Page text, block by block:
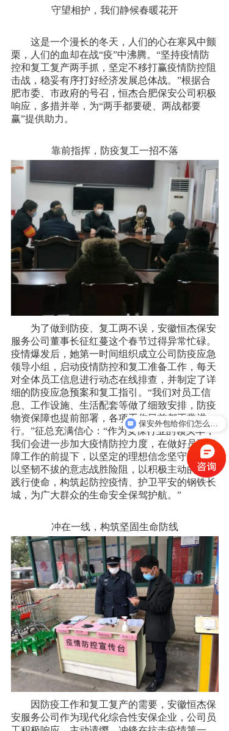
守望相护，我们静候春暖花开
这是一个漫长的冬天，人们的心在寒风中颤
栗，人们的血却在战“疫”中沸腾。“坚持疫情防
控和复工复产两手抓，坚定不移打赢疫情防控阻
击战，稳妥有序打好经济发展总体战。”根据合
肥市委、市政府的号召，恒杰合肥保安公司积极
响应，多措并举，为“两手都要硬、两战都要
赢”提供助力。
靠前指挥，防疫复工一招不落
为了做到防疫、复工两不误，安徽恒杰保安
服务公司董事长征红蔓这个春节过得异常忙碌。
疫情爆发后，她第一时间组织成立公司防疫应急
领导小组，启动疫情防控和复工准备工作，每天
对全体员工信息进行动态在线排查，并制定了详
细的防疫应急预案和复工指引。“我们对员工信
息、工作设施、生活配套等做了细致安排，防疫
物资保障也提前部署，各项工作目前都正常进
行。”征总充满信心：“作为安保行业的领头羊，
我们会进一步加大疫情防控力度，在做好员工保
障工作的前提下，以坚定的理想信念坚守初心，
以坚韧不拔的意志战胜险阻，以积极主动的担当
践行使命，构筑起防控疫情、护卫平安的钢铁长
城，为广大群众的生命安全保驾护航。”
冲在一线，构筑坚固生命防线
因防疫工作和复工复产的需要，安徽恒杰保
安服务公司作为现代化综合性安保企业，公司员